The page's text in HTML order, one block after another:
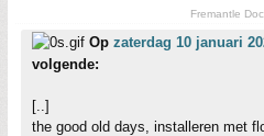
Fremantle
Op zaterdag 10 januari
volgende:
[..]
the good old days, installeren met